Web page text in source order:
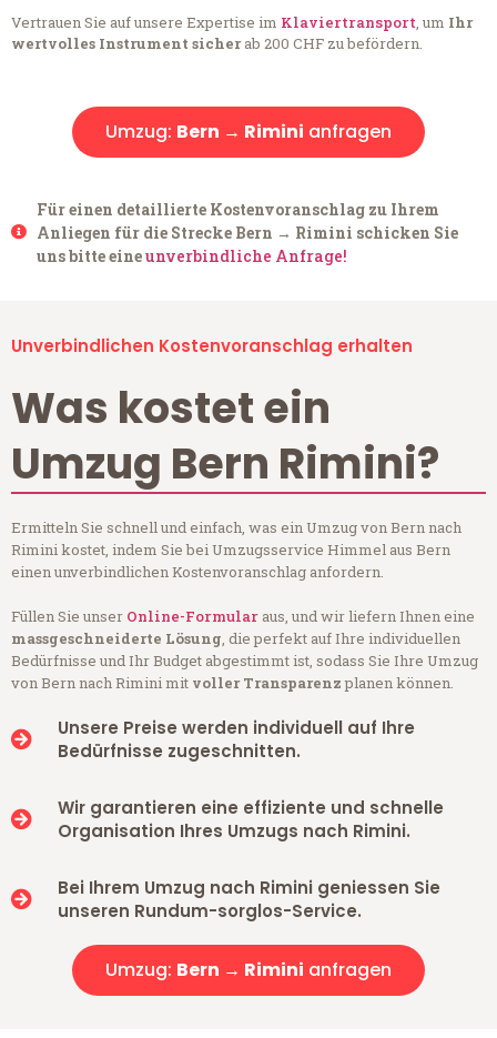
Vertrauen Sie auf unsere Expertise im Klaviertransport, um Ihr
wertvolles Instrument sicherab 200 CHF zu befördern.
Umzug: Bern → Rimini anfragen
Für einen detaillierte Kostenvoranschlag zu Ihrem
Anliegen für die Strecke Bern → Rimini schicken Sie
uns bitte eineunverbindliche Anfrage!
Unverbindlichen Kostenvoranschlag erhalten
Was kostet ein
Umzug Bern Rimini?
Ermitteln Sie schnell und einfach, was ein Umzug von Bern nach
Rimini kostet, indem Sie bei Umzugsservice Himmel aus Bern
einen unverbindlichen Kostenvoranschlag anfordern.
Füllen Sie unser Online-Formular aus, und wir liefern Ihnen eine
massgeschneiderte Lösung, die perfekt auf Ihre individuellen
Bedürfnisse und Ihr Budget abgestimmt ist, sodass Sie Ihre Umzug
von Bern nach Rimini mit voller Transparenzplanen können.
Unsere Preise werden individuell auf Ihre
Bedürfnisse zugeschnitten.
Wir garantieren eine effiziente und schnelle
Organisation Ihres Umzugs nach Rimini.
Bei Ihrem Umzug nach Rimini geniessen Sie
unseren Rundum-sorglos-Service.
Umzug: Bern → Rimini anfragen